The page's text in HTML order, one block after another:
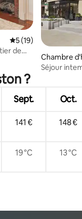
: 5 sur 5
Évaluation moyenne
5 (19)
de
Chambre
Séjour
?
Sept. Oct.
141 € 148 €
19 °C 13 °C